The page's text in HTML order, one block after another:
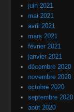
juin 2021
mai 2021
avril 2021
mars 2021
février 2021
janvier 2021
décembre 2020
novembre 2020
octobre 2020
septembre 2020
août 2020